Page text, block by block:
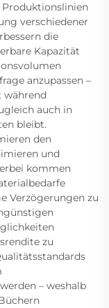
Produktionslinien
verschiedener
die
Kapazität
anzupassen –
während
auch in
bleibt.
den
und
kommen
Verzögerungen zu
zu
– weshalb